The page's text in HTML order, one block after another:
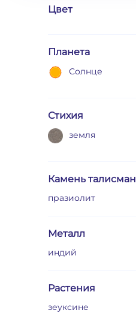
Цвет
Планета
Солнце
Стихия
земля
Камень талисман
празиолит
Металл
индий
Растения
зеуксине